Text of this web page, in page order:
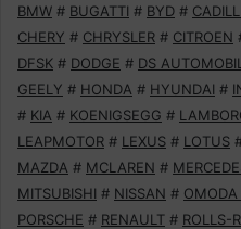
BMW # BUGATTI # BYD #
CHERY # CHRYSLER # CITROEN
DFSK # DODGE # DS
GEELY # HONDA # HYUNDAI #
# KIA # KOENIGSEGG #
LEAPMOTOR # LEXUS # LOTUS
MAZDA # MCLAREN #
MITSUBISHI # NISSAN # OMODA
PORSCHE # RENAULT # ROLLS-